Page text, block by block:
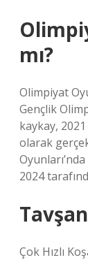
mı?
Olimpiyat
Gençlik
kaykay,
olarak gerçek
2024
Çok Hızlı